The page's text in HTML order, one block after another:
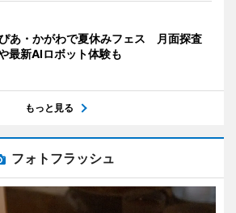
あ・かがわで夏休みフェス 月面探査
最新AIロボット体験も
もっと見る
フォトフラッシュ